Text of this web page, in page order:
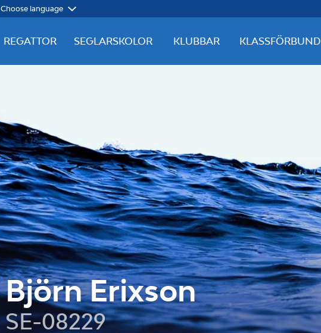
Choose language
REGATTOR SEGLARSKOLOR KLUBBAR KLASSFÖRBUND
Björn Erixson
SE-08229